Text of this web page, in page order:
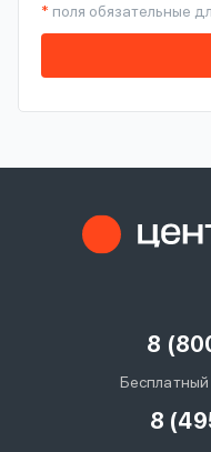
* поля обязательные
8
Бесплатный
8